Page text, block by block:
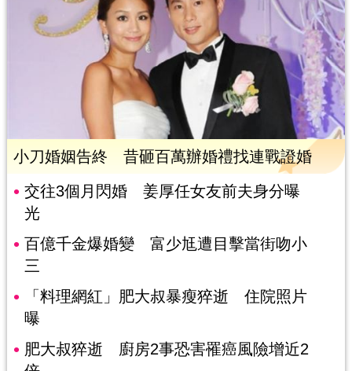
小刀婚姻告終 昔砸百萬辦婚禮找連戰證婚
交往3個月閃婚 姜厚任女友前夫身分曝
光
百億千金爆婚變 富少尪遭目擊當街吻小
三
「料理網紅」肥大叔暴瘦猝逝 住院照片
曝
肥大叔猝逝 廚房2事恐害罹癌風險增近2